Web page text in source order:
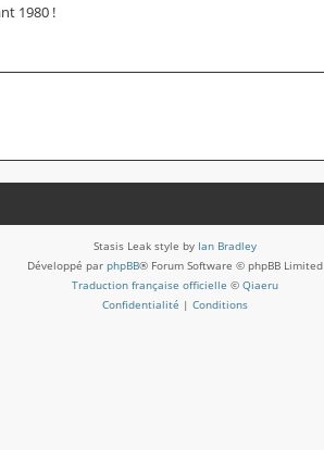
1980 !
Stasis Leak style by Ian Bradley
Développé par phpBB® Forum Software © phpBB Limited
Traduction française officielle © Qiaeru
Confidentialité | Conditions